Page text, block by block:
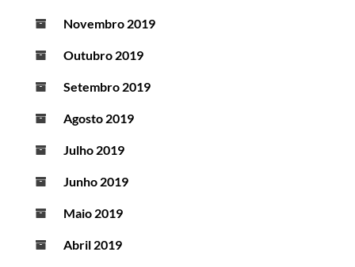
Novembro 2019
Outubro 2019
Setembro 2019
Agosto 2019
Julho 2019
Junho 2019
Maio 2019
Abril 2019